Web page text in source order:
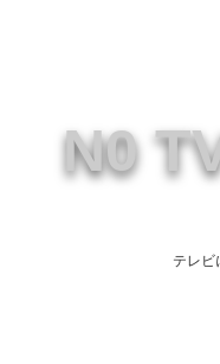
N0
テレビ